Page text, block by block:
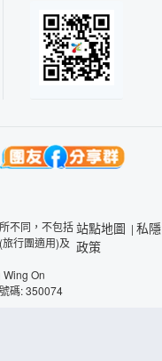
不同，不包括
行團適用)及
On
碼: 350074
站點地圖 | 私隱
政策